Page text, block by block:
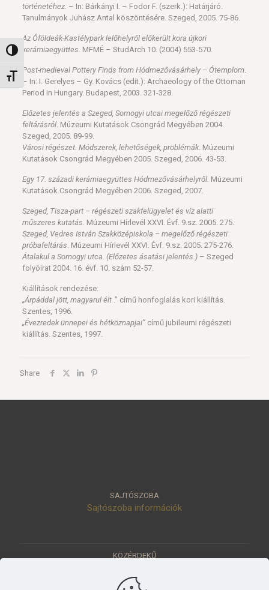
Nagy kontraszt váltása
Betűméret váltása
történetéhez. – In: Bárkányi I. – Fodor F. (szerk.): Határjáró.
Tanulmányok Juhász Antal köszöntésére. Szeged, 2005. 75-86.
Az Óföldeák-Kastélypark lelőhelyről előkerült kora újkori
kerámiaegyüttes. MFMÉ – StudArch 10. (2004) 553-570.
Post-medieval Pottery Finds from Hódmezővásárhely – Ótemplom.
– In: I. Gerelyes – Gy. Kovács (edit.): Archaeology of the Ottoman
Period in Hungary. Budapest, 2003. 321-328.
Előzetes jelentés a Szeged, Somogyi utcai megelőző régészeti
feltárásról. Múzeumi Kutatások Csongrád Megyében 2004.
Szeged, 2005. 89-99.
Városi régészet. Módszerek, lehetőségek, problémák. Múzeumi
Kutatások Csongrád Megyében 2005. Szeged, 2006. 43-53.
Egy 17. századi kerámiaegyüttes Hódmezővásárhelyről. Múzeumi
Kutatások Csongrád Megyében 2006. Szeged, 2007.
Szeged, Tisza-part – régészeti szakfelügyelet és víz alatti
műszeres kutatás. Múzeumi Hírlevél XXVI. Évf. 9.sz. 2005. 275.
Szeged, Vedres István Szakközépiskola – megelőző régészeti
próbafeltárás. Múzeumi Hírlevél XXVI. Évf. 9.sz. 2005. 275-276.
Átalakul a Somogyi utca. (Előzetes ásatási jelentés.)– Szeged
folyóirat 2004. 16. évf. 10. szám 52-57.
Kiállítások rendezése:
„Árpáddal jött, magyarul élt.” című honfoglalás kori kiállítás.
Szentes, 1996.
„Évezredek ünnepei és hétköznapjai”című jubileumi régészeti
kiállítás. Szentes, 1997.
Share
SAJTÓSZOBA
Sajtószoba információk
KÖZÉRDEKŰ
Értéktár